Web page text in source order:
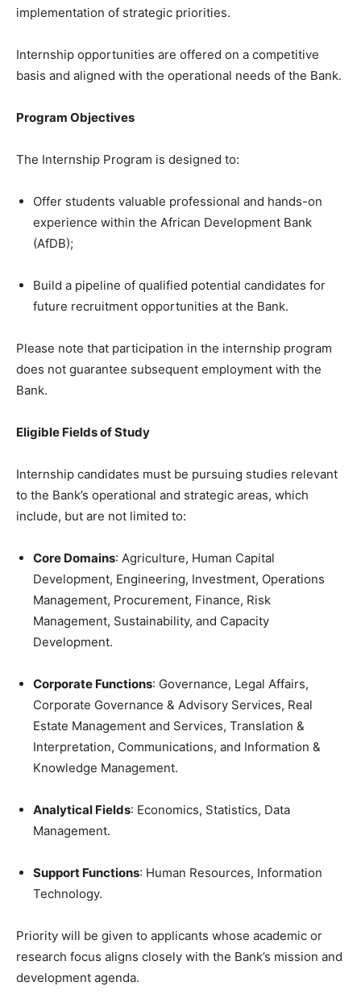
implementation of strategic priorities.
Internship opportunities are offered on a competitive
basis and aligned with the operational needs of the Bank.
Program Objectives
The Internship Program is designed to:
Offer students valuable professional and hands-on
experience within the African Development Bank
(AfDB);
Build a pipeline of qualified potential candidates for
future recruitment opportunities at the Bank.
Please note that participation in the internship program
does not guarantee subsequent employment with the
Bank.
Eligible Fields of Study
Internship candidates must be pursuing studies relevant
to the Bank’s operational and strategic areas, which
include, but are not limited to:
Core Domains: Agriculture, Human Capital
Development, Engineering, Investment, Operations
Management, Procurement, Finance, Risk
Management, Sustainability, and Capacity
Development.
Corporate Functions: Governance, Legal Affairs,
Corporate Governance & Advisory Services, Real
Estate Management and Services, Translation &
Interpretation, Communications, and Information &
Knowledge Management.
Analytical Fields: Economics, Statistics, Data
Management.
Support Functions: Human Resources, Information
Technology.
Priority will be given to applicants whose academic or
research focus aligns closely with the Bank’s mission and
development agenda.